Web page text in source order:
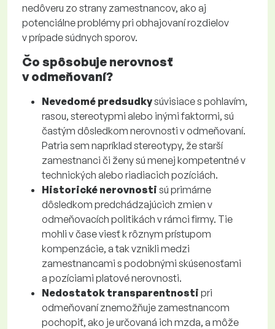
nedôveru zo strany zamestnancov, ako aj
potenciálne problémy pri obhajovaní rozdielov
v prípade súdnych sporov.
Čo spôsobuje nerovnosť
v odmeňovaní?
Nevedomé predsudkysúvisiace s pohlavím,
rasou, stereotypmi alebo inými faktormi, sú
častým dôsledkom nerovnosti v odmeňovaní.
Patria sem napríklad stereotypy, že starší
zamestnanci či ženy sú menej kompetentné v
technických alebo riadiacich pozíciách.
Historické nerovnosti sú primárne
dôsledkom predchádzajúcich zmien v
odmeňovacích politikách v rámci firmy. Tie
mohli v čase viesť k rôznym prístupom
kompenzácie, a tak vznikli medzi
zamestnancami s podobnými skúsenosťami
a pozíciami platové nerovnosti.
Nedostatok transparentnosti pri
odmeňovaní znemožňuje zamestnancom
pochopiť, ako je určovaná ich mzda, a môže